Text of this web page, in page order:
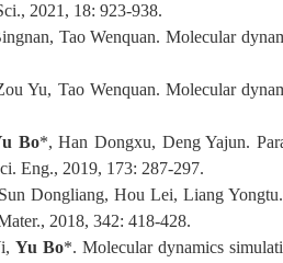
2021, 18: 923-938.
Tao Wenquan. Molecular
Yu, Tao Wenquan. Molecular
Bo*, Han Dongxu, Deng Yajun.
Eng., 2019, 173: 287-297.
Dongliang, Hou Lei, Liang
2018, 342: 418-428.
Yu Bo*. Molecular dynamics